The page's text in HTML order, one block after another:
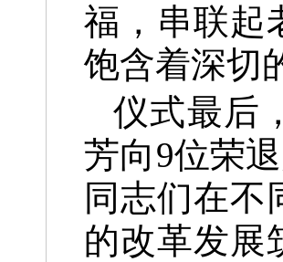
福，串联起
饱含着深切
仪式最后
芳向9位荣
同志们在不
的改革发展